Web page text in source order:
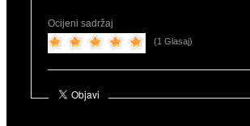
Ocijeni sadržaj
(1 Glasaj)